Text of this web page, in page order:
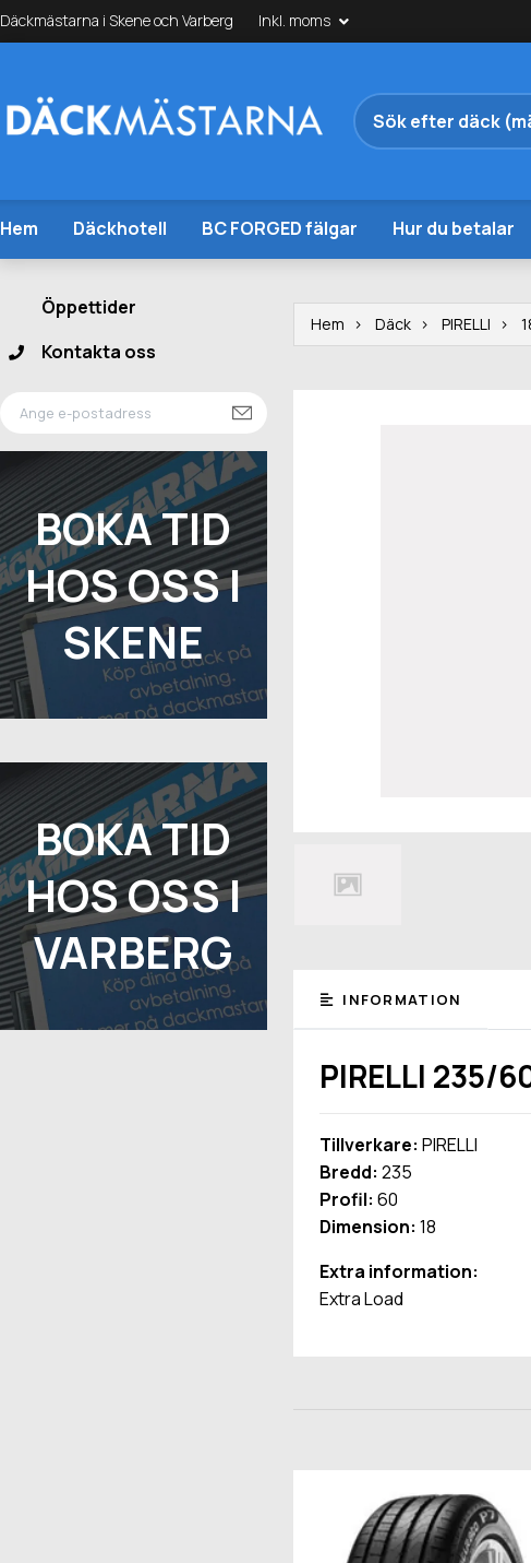
Däckmästarna i Skene och Varberg Inkl. moms
Hem Däckhotell BC FORGED fälgar Hur du betalar
Öppettider
Kontakta oss
BOKA TID
HOS OSS I
SKENE
BOKA TID
HOS OSS I
VARBERG
Hem Däck PIRELLI
INFORMATION
PIRELLI 235/
Tillverkare: PIRELLI
Bredd: 235
Profil: 60
Dimension: 18
Extra information:
Extra Load